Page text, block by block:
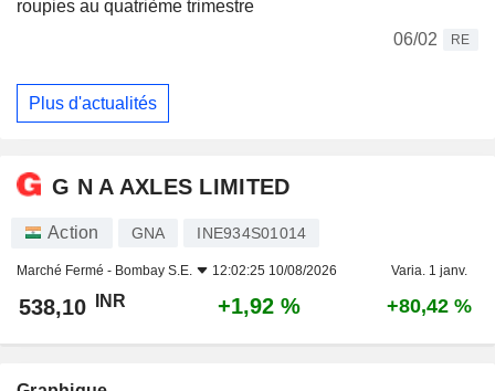
roupies au quatrième trimestre
06/02
RE
Plus d'actualités
G N A AXLES LIMITED
Action GNA INE934S01014
Marché Fermé - Bombay S.E. 12:02:25 10/08/2026 Varia. 1 janv.
538,10 INR +1,92 % +80,42 %